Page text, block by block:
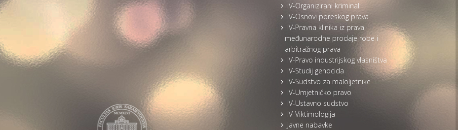
IV-Organizirani kriminal
IV-Osnovi poreskog prava
IV-Pravna klinika iz prava
međunarodne prodaje robe i
arbitražnog prava
IV-Pravo industrijskog vlasništva
IV-Studij genocida
IV-Sudstvo za maloljetnike
IV-Umjetničko pravo
IV-Ustavno sudstvo
IV-Viktimologija
Javne nabavke